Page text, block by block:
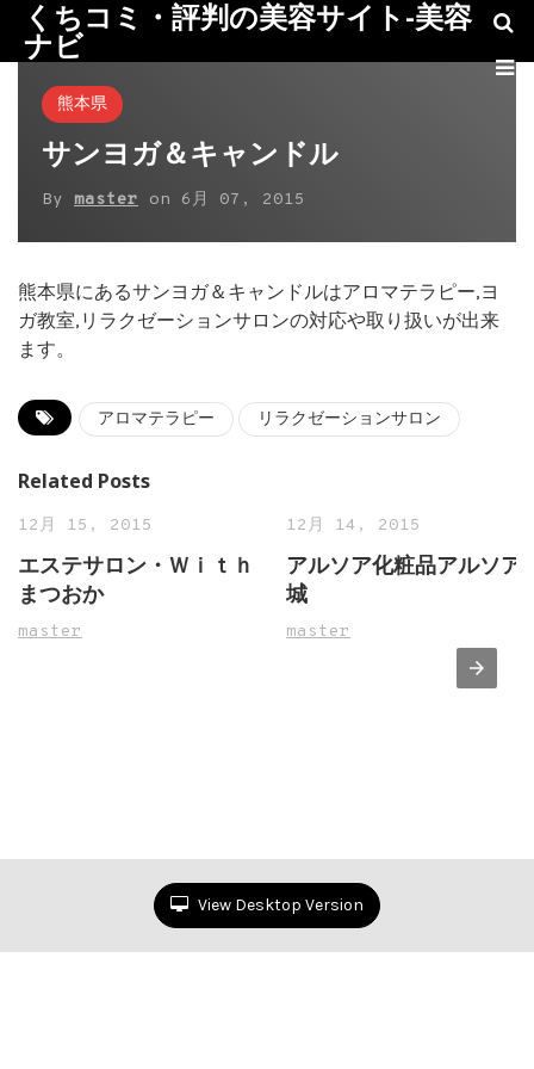
くちコミ・評判の美容サイト-美容
ナビ
熊本県
サンヨガ＆キャンドル
By master on 6月 07, 2015
熊本県にあるサンヨガ＆キャンドルはアロマテラピー,ヨ
ガ教室,リラクゼーションサロンの対応や取り扱いが出来
ます。
アロマテラピー リラクゼーションサロン
Related Posts
12月 15, 2015
エステサロン・Ｗｉｔｈ
まつおか
master
12月 14, 2015
アルソア化粧品アルソア
城
master
View Desktop Version